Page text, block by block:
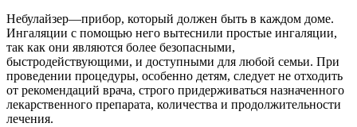
Небулайзер—прибор, который должен быть в каждом доме.
Ингаляции с помощью него вытеснили простые ингаляции,
так как они являются более безопасными,
быстродействующими, и доступными для любой семьи. При
проведении процедуры, особенно детям, следует не отходить
от рекомендаций врача, строго придерживаться назначенного
лекарственного препарата, количества и продолжительности
лечения.